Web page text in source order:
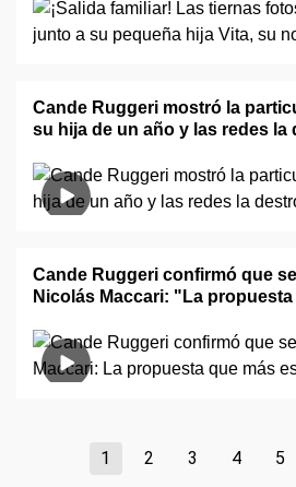
Cande Ruggeri mostró la
su hija de un año y las redes la
Cande Ruggeri confirmó que
Nicolás Maccari: "La
1 2 3 4 5